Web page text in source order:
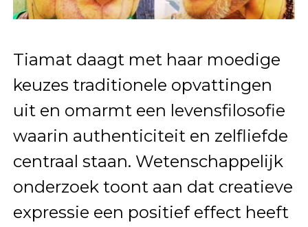
Tiamat daagt met haar moedige
keuzes traditionele opvattingen
uit en omarmt een levensfilosofie
waarin authenticiteit en zelfliefde
centraal staan. Wetenschappelijk
onderzoek toont aan dat creatieve
expressie een positief effect heeft